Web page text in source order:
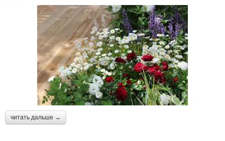
читать дальше →